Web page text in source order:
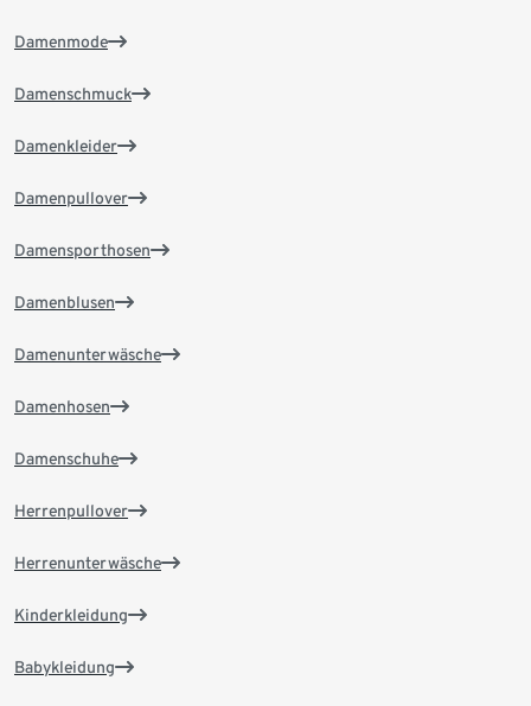
Damenmode
Damenschmuck
Damenkleider
Damenpullover
Damensporthosen
Damenblusen
Damenunterwäsche
Damenhosen
Damenschuhe
Herrenpullover
Herrenunterwäsche
Kinderkleidung
Babykleidung